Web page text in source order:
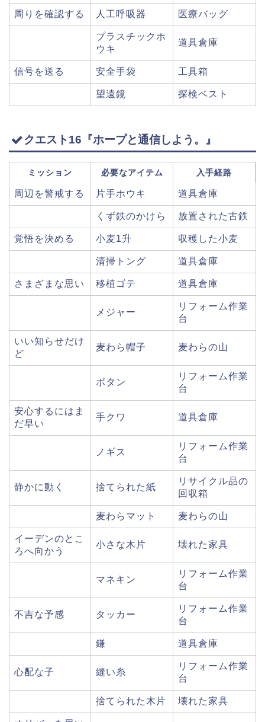
周りを確認する 人工呼吸器 医療バッグ
プラスチックホ
ウキ
道具倉庫
信号を送る 安全手袋 工具箱
望遠鏡 探検ベスト
クエスト16『ホープと通信しよう。』
ミッション 必要なアイテム 入手経路
周辺を警戒する 片手ホウキ 道具倉庫
くず鉄のかけら 放置された古鉄
覚悟を決める 小麦1升 収穫した小麦
清掃トング 道具倉庫
さまざまな思い 移植ゴテ 道具倉庫
メジャー
リフォーム作業
台
いい知らせだけ
ど
麦わら帽子 麦わらの山
ボタン
リフォーム作業
台
安心するにはま
だ早い
手クワ 道具倉庫
ノギス
リフォーム作業
台
静かに動く 捨てられた紙
リサイクル品の
回収箱
麦わらマット 麦わらの山
イーデンのとこ
ろへ向かう
小さな木片 壊れた家具
マネキン
リフォーム作業
台
不吉な予感 タッカー
リフォーム作業
台
鎌 道具倉庫
心配な子 縫い糸
リフォーム作業
台
捨てられた木片 壊れた家具